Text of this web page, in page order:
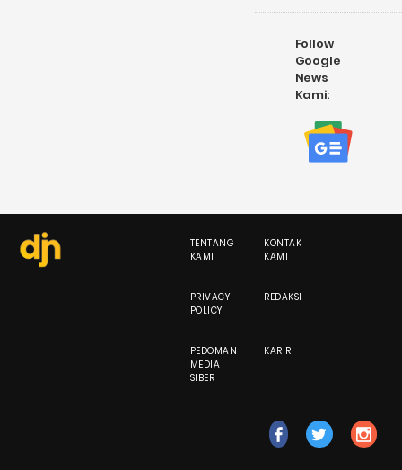
Follow
Google
News
Kami:
TENTANG
KAMI
KONTAK
KAMI
PRIVACY
POLICY
REDAKSI
PEDOMAN
MEDIA
SIBER
KARIR